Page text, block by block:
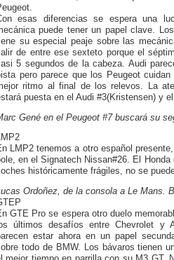
esas diferencias se espera una
puede tener un papel clave.
su especial peaje sobre las
de entre ese sexteto porque el
5 segundos de la cabeza. Audi
pero parece que los Peugeot
ritmo al final de los relevos. La
puesta en el Audi #3(Kristensen) y
Gené en el Peugeot #7 buscará su
LMP2 tenemos a otro español
en el Signatech Nissan#26. El
históricamente frágiles, no se
Ordoñez, de la consola a Le Mans.
GTE Pro se espera otro duelo
últimos desafíos entre Chevrolet y
estar ahora en un papel
todo de BMW. Los bávaros tienen